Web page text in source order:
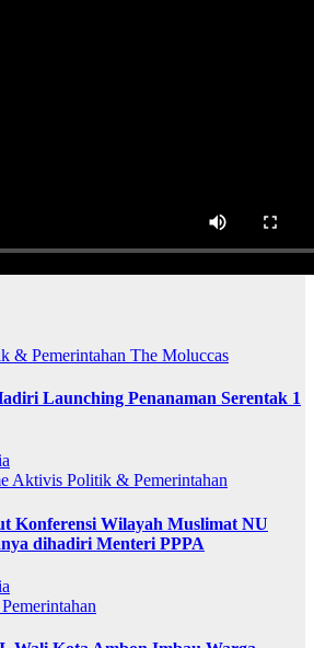
& Pemerintahan The Moluccas
Launching Penanaman Serentak 1
Aktivis Politik & Pemerintahan
Konferensi Wilayah Muslimat NU
dihadiri Menteri PPPA